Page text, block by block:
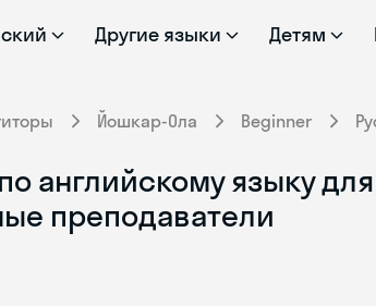
Другие языки Детям
Йошкар-Ола Beginner
английскому языку
преподаватели